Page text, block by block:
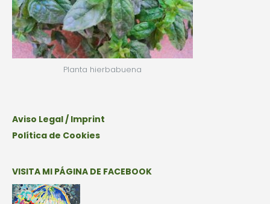
Planta hierbabuena
Aviso Legal / Imprint
Política de Cookies
VISITA MI PÁGINA DE FACEBOOK